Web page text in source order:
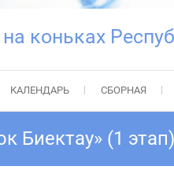
коньках
КАЛЕНДАРЬ СБОРНАЯ
Биектау» (1 этап)